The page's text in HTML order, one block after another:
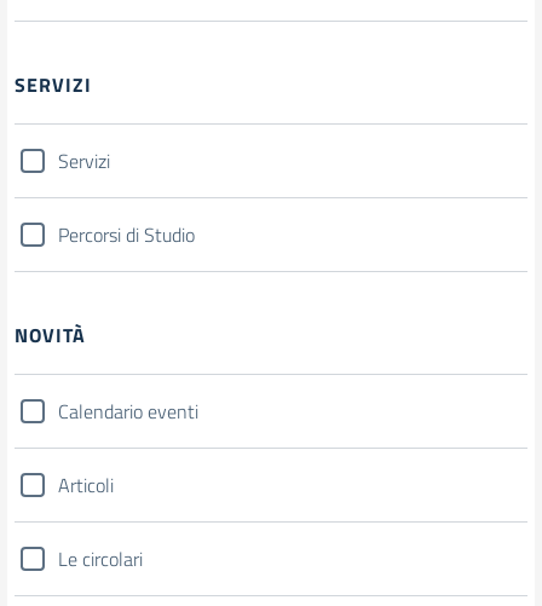
SERVIZI
Servizi
Percorsi di Studio
NOVITÀ
Calendario eventi
Articoli
Le circolari